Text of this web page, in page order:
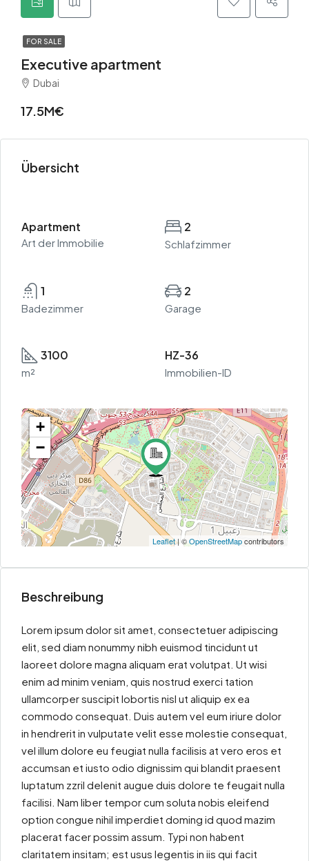
FOR SALE
Executive apartment
Dubai
17.5M€
Übersicht
Apartment
Art der Immobilie
2
Schlafzimmer
1
Badezimmer
2
Garage
3100
m²
HZ-36
Immobilien-ID
+
−
Leaflet| ©OpenStreetMapcontributors
Beschreibung
Lorem ipsum dolor sit amet, consectetuer adipiscing
elit, sed diam nonummy nibh euismod tincidunt ut
laoreet dolore magna aliquam erat volutpat. Ut wisi
enim ad minim veniam, quis nostrud exerci tation
ullamcorper suscipit lobortis nisl ut aliquip ex ea
commodo consequat. Duis autem vel eum iriure dolor
in hendrerit in vulputate velit esse molestie consequat,
vel illum dolore eu feugiat nulla facilisis at vero eros et
accumsan et iusto odio dignissim qui blandit praesent
luptatum zzril delenit augue duis dolore te feugait nulla
facilisi. Nam liber tempor cum soluta nobis eleifend
option congue nihil imperdiet doming id quod mazim
placerat facer possim assum. Typi non habent
claritatem insitam; est usus legentis in iis qui facit